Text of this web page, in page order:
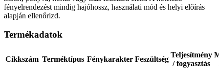
fényelrendezést mindig hajóhossz, használati mód és helyi előírás
alapján ellenőrizd.
Termékadatok
Cikkszám Terméktípus Fénykarakter Feszültség
Teljesítmény
/ fogyasztás